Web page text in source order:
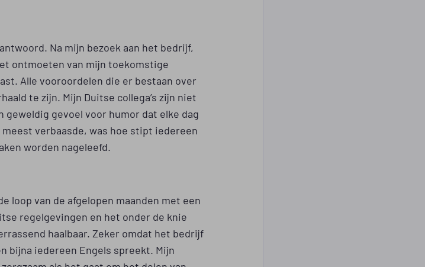
Na mijn bezoek aan het bedrijf,
ontmoeten van mijn toekomstige
Alle vooroordelen die er bestaan over
te zijn. Mijn Duitse collega’s zijn niet
geweldig gevoel voor humor dat elke dag
verbaasde, was hoe stipt iedereen
worden nageleefd.
loop van de afgelopen maanden met een
regelgevingen en het onder de knie
haalbaar. Zeker omdat het bedrijf
bijna iedereen Engels spreekt. Mijn